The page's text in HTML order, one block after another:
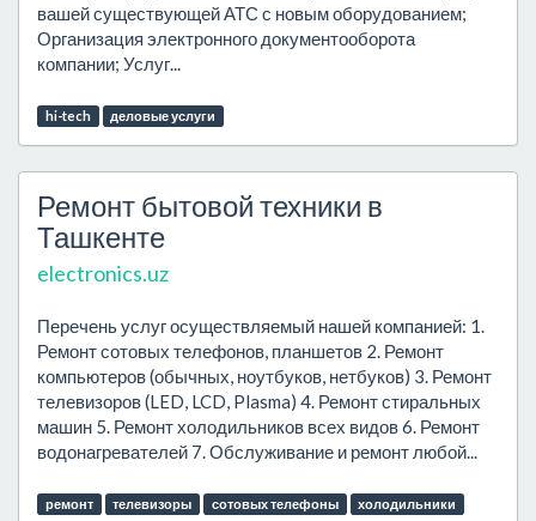
вашей существующей АТС с новым оборудованием;
Организация электронного документооборота
компании; Услуг...
hi-tech деловые услуги
Ремонт бытовой техники в
Ташкенте
electronics.uz
Перечень услуг осуществляемый нашей компанией: 1.
Ремонт сотовых телефонов, планшетов 2. Ремонт
компьютеров (обычных, ноутбуков, нетбуков) 3. Ремонт
телевизоров (LED, LCD, Plasma) 4. Ремонт стиральных
машин 5. Ремонт холодильников всех видов 6. Ремонт
водонагревателей 7. Обслуживание и ремонт любой...
ремонт телевизоры сотовых телефоны холодильники